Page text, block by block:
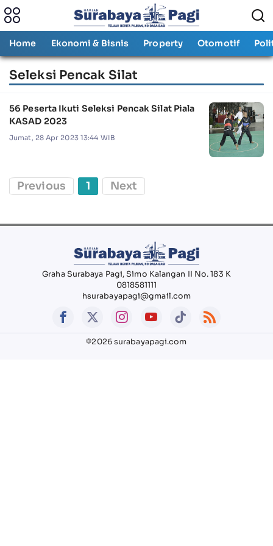
Home Ekonomi & Bisnis Property Otomotif
Seleksi Pencak Silat
56 Peserta Ikuti Seleksi Pencak Silat Piala
KASAD 2023
Jumat, 28 Apr 2023 13:44 WIB
Previous 1 Next
Graha Surabaya Pagi, Simo Kalangan II No. 183 K
0818581111
hsurabayapagi@gmail.com
©2026 surabayapagi.com